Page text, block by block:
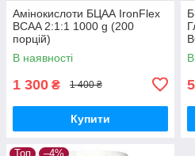
Амінокислоти БЦАА IronFlex
BCAA 2:1:1 1000 g (200
порцій)
В наявності
1 300 ₴ 1 400 ₴
Купити
Топ –4%